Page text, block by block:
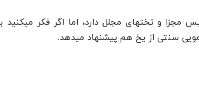
مجزا و تخت­های مجلل دارد، اما اگر فکر
سنتی از یخ هم پیشنهاد می­دهد.